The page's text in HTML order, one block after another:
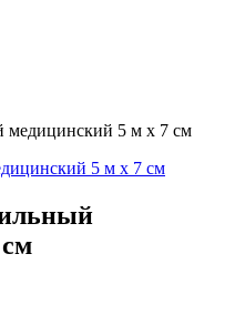
медицинский 5 м х 7 см